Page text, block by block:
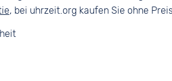
, bei uhrzeit.org kaufen Sie ohne